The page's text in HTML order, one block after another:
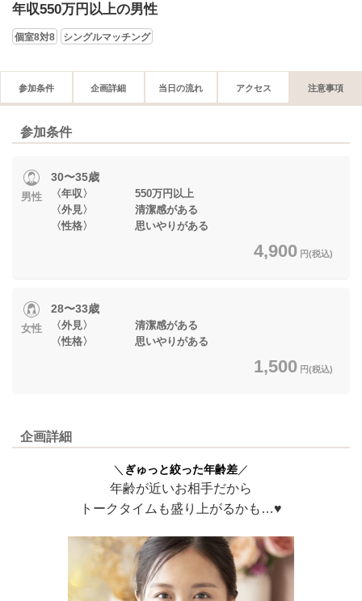
年収550万円以上の男性
個室8対8 シングルマッチング
参加条件 企画詳細 当日の流れ アクセス 注意事項
参加条件
男性
30〜35歳
〈年収〉 550万円以上
〈外見〉 清潔感がある
〈性格〉 思いやりがある
4,900 円(税込)
女性
28〜33歳
〈外見〉 清潔感がある
〈性格〉 思いやりがある
1,500 円(税込)
企画詳細
＼ ぎゅっと絞った年齢差／
年齢が近いお相手だから
トークタイムも盛り上がるかも…♥